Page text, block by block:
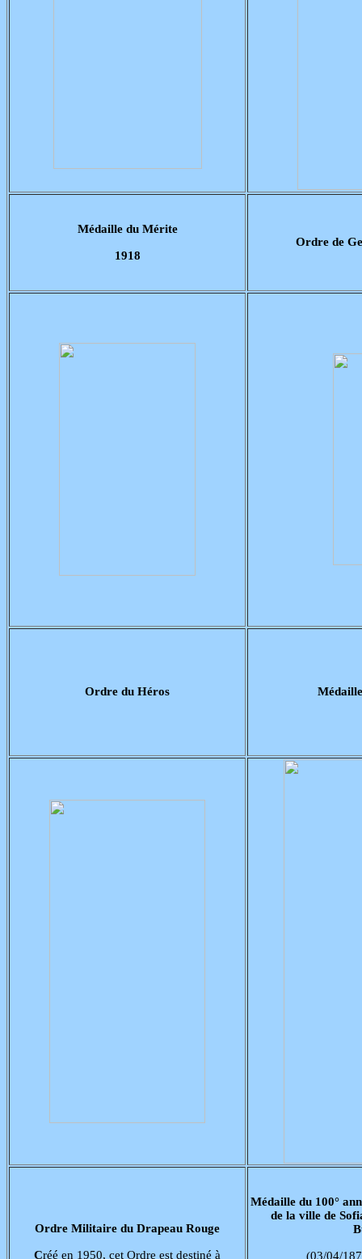
Médaille du Mérite
1918
Ordre de
Ordre du Héros
Ordre Militaire du Drapeau Rouge
Créé en 1950, cet Ordre est destiné à
Médaille du 100°
de la ville de
(03/04/